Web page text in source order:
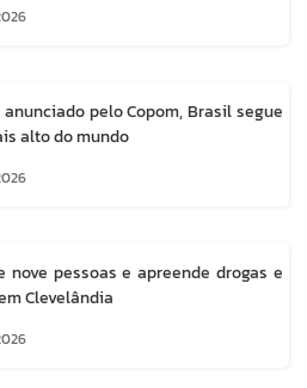
pelo Copom, Brasil segue
alto do mundo
nove pessoas e apreende drogas e
Clevelândia